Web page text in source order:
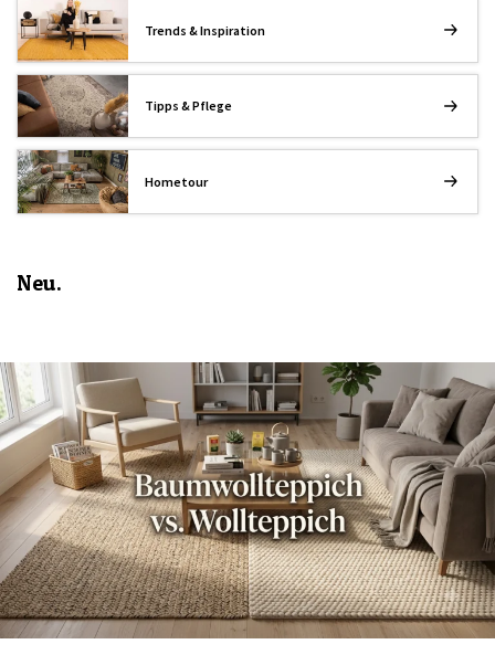
Trends & Inspiration
Tipps & Pflege
Hometour
Neu.